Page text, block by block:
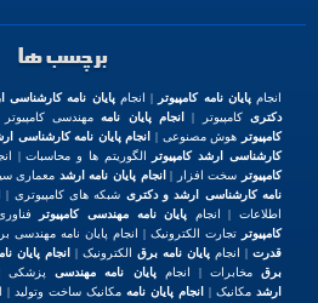
برچسب ها
انجامپایان نامه کامپیوتر | انجامپایان نامه کارشناسی
دکتریکامپیوتر | انجام پایان نامهمهندسی
کامپیوتر
هوش مصنوعی | انجام پایان نامه کارشناسی
کارشناسی ارشد کامپیوتر
الگوریتم ها و محاسبات |
کامپیوتر
سخت افزار | انجام پایان نامه ارشد معماری
نامه کارشناسی ارشد و دکتری شبکه های کامپیوتری |
اطلاعات | انجام پایان نامه مهندسی کامپیوتر
کامپیوتر
تجارت الکترونیک | انجام پایان نامه مهندسی
قدرت| انجامپایان نامه برق الکترونیک | انجام پایان
برقمخابرات | انجامپایان نامه مهندسیپزشکی |
ارشدمکانیک | انجام پایان نامهمکانیک ساخت وتولید |